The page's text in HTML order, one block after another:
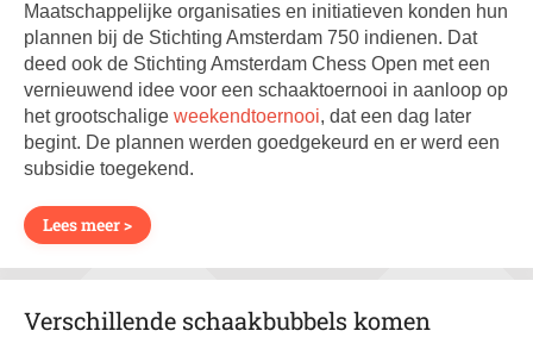
Maatschappelijke organisaties en initiatieven konden hun
plannen bij de Stichting Amsterdam 750 indienen. Dat
deed ook de Stichting Amsterdam Chess Open met een
vernieuwend idee voor een schaaktoernooi in aanloop op
het grootschalige weekendtoernooi, dat een dag later
begint. De plannen werden goedgekeurd en er werd een
subsidie toegekend.
Lees meer >
Verschillende schaakbubbels komen